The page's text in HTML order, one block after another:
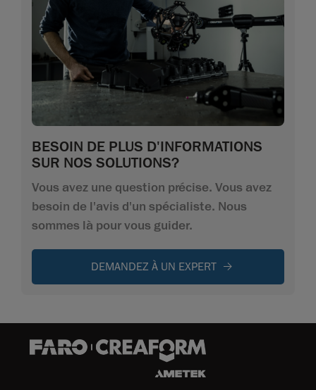
BESOIN DE PLUS D'INFORMATIONS
SUR NOS SOLUTIONS?
Vous avez une question précise. Vous avez
besoin de l'avis d'un spécialiste. Nous
sommes là pour vous guider.
DEMANDEZ À UN EXPERT